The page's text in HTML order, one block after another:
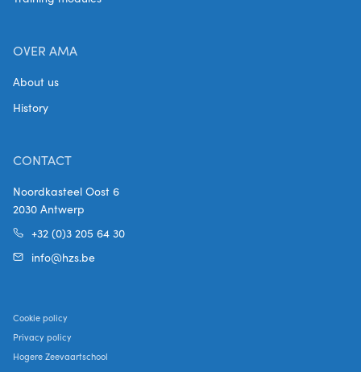
OVER AMA
About us
History
CONTACT
Noordkasteel Oost 6
2030 Antwerp
+32 (0)3 205 64 30
info@hzs.be
Cookie policy
Privacy policy
Hogere Zeevaartschool